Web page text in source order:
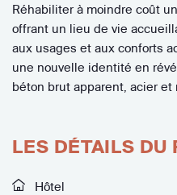
Réhabiliter à moindre coût
offrant un lieu de vie
aux usages et aux conforts
une nouvelle identité en
béton brut apparent, acier et
LES DÉTAILS DU
Hôtel